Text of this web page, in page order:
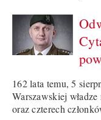
162 lata temu, 5
Warszawskiej
oraz czterech